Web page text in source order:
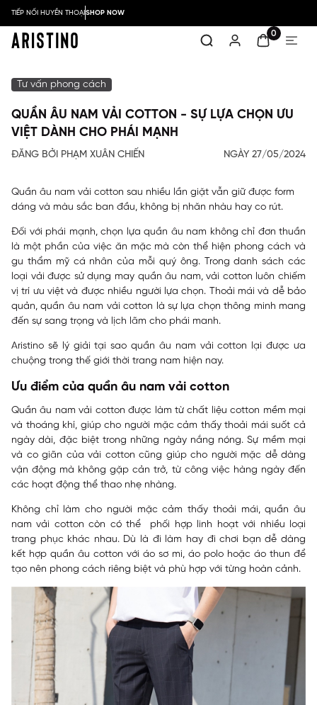
TIẾP NỐI HUYỀN THOẠISHOP NOW
0
Tư vấn phong cách
QUẦN ÂU NAM VẢI COTTON - SỰ LỰA CHỌN ƯU
VIỆT DÀNH CHO PHÁI MẠNH
ĐĂNG BỞI PHẠM XUÂN CHIẾN NGÀY 27/05/2024
Quần âu nam vải cotton sau nhiều lần giặt vẫn giữ được form
dáng và màu sắc ban đầu, không bị nhăn nhàu hay co rút.
Đối với phái mạnh, chọn lựa quần âu nam không chỉ đơn thuần
là một phần của việc ăn mặc mà còn thể hiện phong cách và
gu thẩm mỹ cá nhân của mỗi quý ông. Trong danh sách các
loại vải được sử dụng may quần âu nam, vải cotton luôn chiếm
vị trí ưu việt và được nhiều người lựa chọn. Thoải mái và dễ bảo
quản, quần âu nam vải cotton là sự lựa chọn thông minh mang
đến sự sang trọng và lịch lãm cho phái manh.
Aristino sẽ lý giải tại sao quần âu nam vải cotton lại được ưa
chuộng trong thế giới thời trang nam hiện nay.
Ưu điểm của quần âu nam vải cotton
Quần âu nam vải cotton được làm từ chất liệu cotton mềm mại
và thoáng khí, giúp cho người mặc cảm thấy thoải mái suốt cả
ngày dài, đặc biệt trong những ngày nắng nóng. Sự mềm mại
và co giãn của vải cotton cũng giúp cho người mặc dễ dàng
vận động mà không gặp cản trở, từ công việc hàng ngày đến
các hoạt động thể thao nhẹ nhàng.
Không chỉ làm cho người mặc cảm thấy thoải mái, quần âu
nam vải cotton còn có thể phối hợp linh hoạt với nhiều loại
trang phục khác nhau. Dù là đi làm hay đi chơi bạn dễ dàng
kết hợp quần âu cotton với áo sơ mi, áo polo hoặc áo thun để
tạo nên phong cách riêng biệt và phù hợp với từng hoàn cảnh.